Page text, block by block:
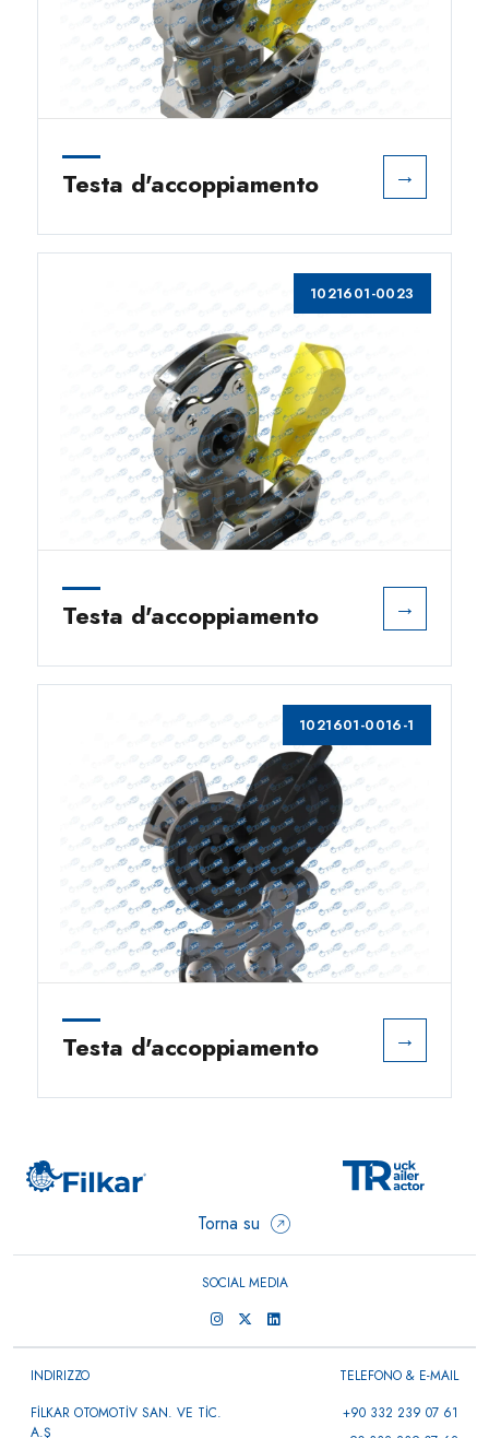
Testa d'accoppiamento →
1021601-0023
Testa d'accoppiamento →
1021601-0016-1
Testa d'accoppiamento →
Torna su
SOCIAL MEDIA
INDIRIZZO
FİLKAR OTOMOTİV SAN. VE TİC.
A.Ş
TELEFONO & E-MAIL
+90 332 239 07 61